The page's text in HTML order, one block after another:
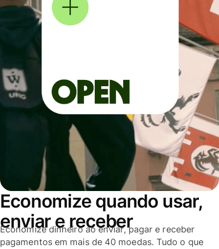
Economize quando usar,
enviar e receber
Economize dinheiro ao enviar, pagar e receber
pagamentos em mais de 40 moedas. Tudo o que